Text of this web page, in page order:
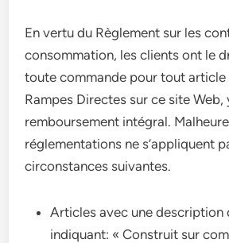
En vertu du Règlement sur les
consommation, les clients ont le
toute commande pour tout article
Rampes Directes sur ce site Web,
remboursement intégral.
réglementations ne s’appliquent
circonstances suivantes.
Articles avec une description
indiquant: « Construit sur